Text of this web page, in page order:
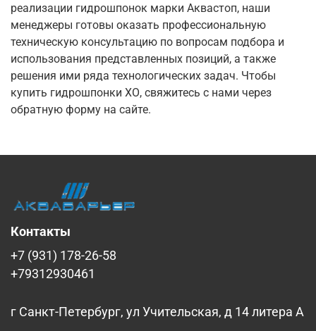
реализации гидрошпонок марки Аквастоп, наши
менеджеры готовы оказать профессиональную
техническую консультацию по вопросам подбора и
использования представленных позиций, а также
решения ими ряда технологических задач. Чтобы
купить гидрошпонки ХО, свяжитесь с нами через
обратную форму на сайте.
Контакты
+7 (931) 178-26-58
+79312930461
г Санкт-Петербург, ул Учительская, д 14 литера А